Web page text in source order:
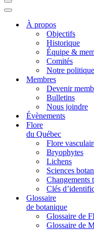
Menu
de
navigation
Menu
navigationÀ propos
Objectifs
Historique
Équipe &
Comités
Notre
Membres
Devenir
Bulletins
Nous joindre
Évènements
Flore
du Québec
Flore
Bryophytes
Lichens
Sciences
Changements
Clés
Glossaire
de botanique
Glossaire de
Glossaire de